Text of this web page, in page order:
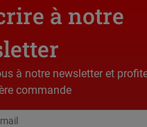
à notre
à notre newsletter et
commande